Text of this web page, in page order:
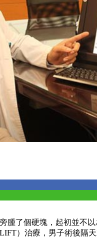
腫了個硬塊，起初並不
）治療，男子術後隔